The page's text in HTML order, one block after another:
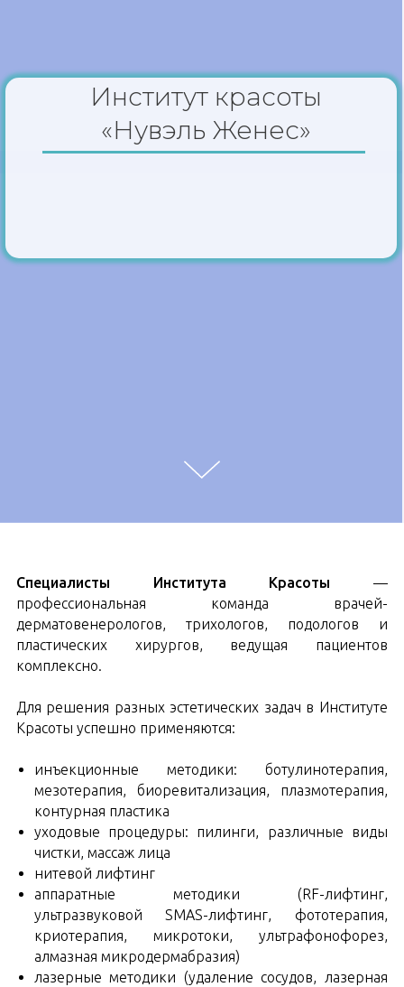
Институт красоты
«Нувэль Женес»
Специалисты Института Красоты —
профессиональная команда врачей-
дерматовенерологов, трихологов, подологов и
пластических хирургов, ведущая пациентов
комплексно.
Для решения разных эстетических задач в Институте
Красоты успешно применяются:
инъекционные методики: ботулинотерапия,
мезотерапия, биоревитализация, плазмотерапия,
контурная пластика
уходовые процедуры: пилинги, различные виды
чистки, массаж лица
нитевой лифтинг
аппаратные методики (RF-лифтинг,
ультразвуковой SMAS-лифтинг, фототерапия,
криотерапия, микротоки, ультрафонофорез,
алмазная микродермабразия)
лазерные методики (удаление сосудов, лазерная